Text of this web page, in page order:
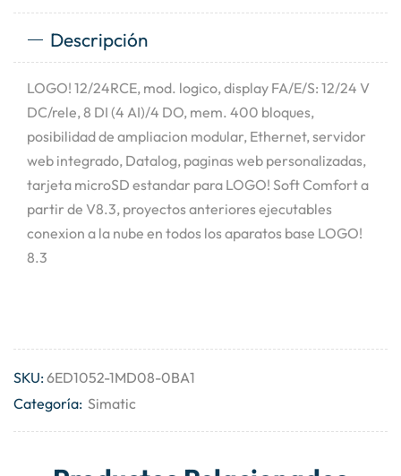
Descripción
LOGO! 12/24RCE, mod. logico, display FA/E/S: 12/24 V
DC/rele, 8 DI (4 AI)/4 DO, mem. 400 bloques,
posibilidad de ampliacion modular, Ethernet, servidor
web integrado, Datalog, paginas web personalizadas,
tarjeta microSD estandar para LOGO! Soft Comfort a
partir de V8.3, proyectos anteriores ejecutables
conexion a la nube en todos los aparatos base LOGO!
8.3
SKU:6ED1052-1MD08-0BA1
Categoría: Simatic